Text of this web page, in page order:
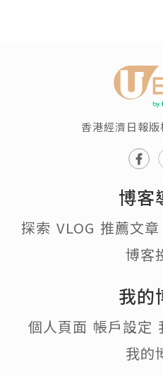
香港經濟日報
博客
探索 VLOG 推薦文章
博客
我的
個人頁面 帳戶設定
我的